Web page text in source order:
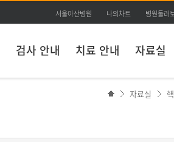
서울아산병원 나의차트 병원둘러
검사 안내 치료 안내 자료실
자료실